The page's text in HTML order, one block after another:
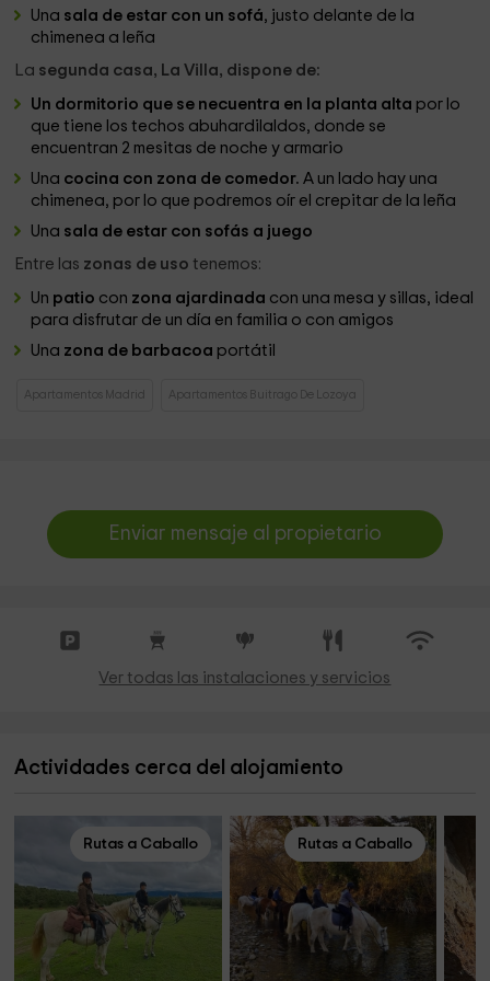
Una sala de estar con un sofá, justo delante de la
chimenea a leña
La segunda casa, La Villa, dispone de:
Un dormitorio que se necuentra en la planta alta por lo
que tiene los techos abuhardilaldos, donde se
encuentran 2 mesitas de noche y armario
Una cocina con zona de comedor. A un lado hay una
chimenea, por lo que podremos oír el crepitar de la leña
Una sala de estar con sofás a juego
Entre las zonas de uso tenemos:
Un patio con zona ajardinada con una mesa y sillas, ideal
para disfrutar de un día en familia o con amigos
Una zona de barbacoa portátil
Apartamentos Madrid Apartamentos Buitrago De Lozoya
Enviar mensaje al propietario
Ver todas las instalaciones y servicios
Actividades cerca del alojamiento
Rutas a Caballo Rutas a Caballo